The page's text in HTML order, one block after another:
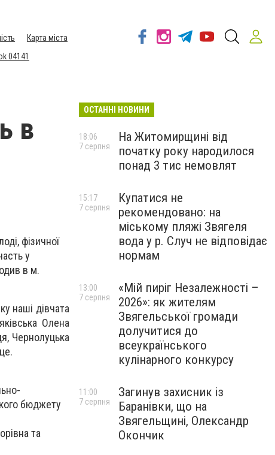
Карта міста
04141
в
фізичної
у
в м.
наші дівчата
Олена
Чернолуцька
бюджету
та
ОСТАННІ НОВИНИ
На Житомирщині від
початку року народилося
понад 3 тис немовлят
18:06
7 серпня
Купатися не
рекомендовано: на
міському пляжі Звягеля
вода у р. Случ не відповідає
нормам
15:17
7 серпня
«Мій пиріг Незалежності –
2026»: як жителям
Звягельської громади
долучитися до
всеукраїнського
кулінарного конкурсу
13:00
7 серпня
Загинув захисник із
Баранівки, що на
Звягельщині, Олександр
Окончик
11:00
7 серпня